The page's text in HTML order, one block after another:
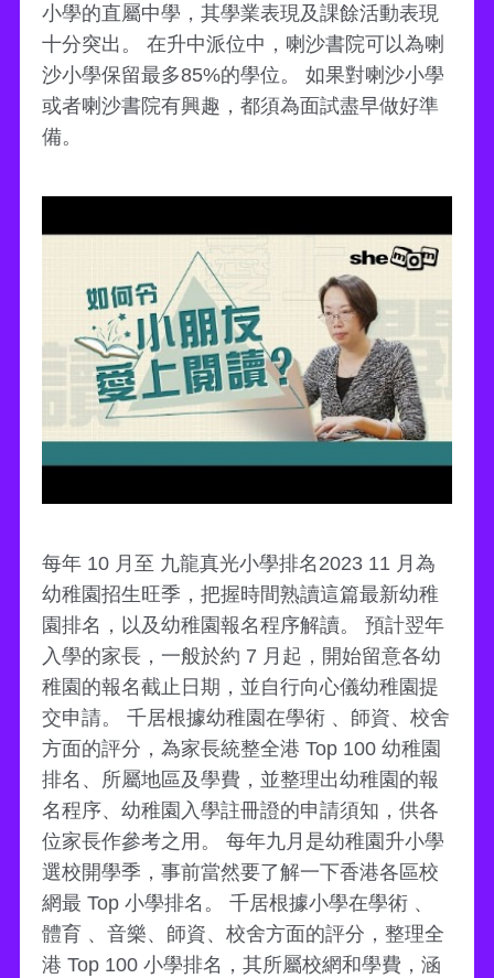
小學的直屬中學，其學業表現及課餘活動表現
十分突出。 在升中派位中，喇沙書院可以為喇
沙小學保留最多85%的學位。 如果對喇沙小學
或者喇沙書院有興趣，都須為面試盡早做好準
備。
每年 10 月至 九龍真光小學排名2023 11 月為
幼稚園招生旺季，把握時間熟讀這篇最新幼稚
園排名，以及幼稚園報名程序解讀。 預計翌年
入學的家長，一般於約 7 月起，開始留意各幼
稚園的報名截止日期，並自行向心儀幼稚園提
交申請。 千居根據幼稚園在學術 、師資、校舍
方面的評分，為家長統整全港 Top 100 幼稚園
排名、所屬地區及學費，並整理出幼稚園的報
名程序、幼稚園入學註冊證的申請須知，供各
位家長作參考之用。 每年九月是幼稚園升小學
選校開學季，事前當然要了解一下香港各區校
網最 Top 小學排名。 千居根據小學在學術 、
體育 、音樂、師資、校舍方面的評分，整理全
港 Top 100 小學排名，其所屬校網和學費，涵